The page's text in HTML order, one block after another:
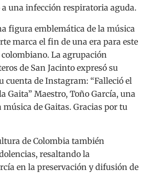
una infección respiratoria aguda.
figura emblemática de la música
marca el fin de una era para este
La agrupación
de San Jacinto expresó su
cuenta de Instagram: “Falleció el
Gaita” Maestro, Toño García, una
de Gaitas. Gracias por tu
de Colombia también
resaltando la
en la preservación y difusión de